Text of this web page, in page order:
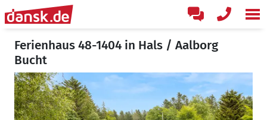
Ferienhaus 48-1404 in Hals / Aalborg
Bucht